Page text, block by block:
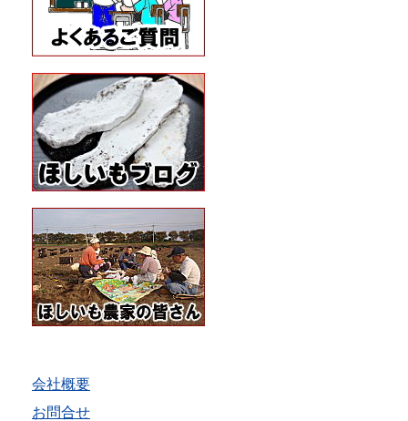
会社概要
お問合せ